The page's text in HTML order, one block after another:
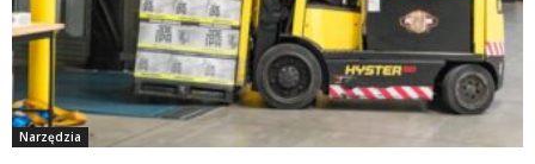
Narzędzia